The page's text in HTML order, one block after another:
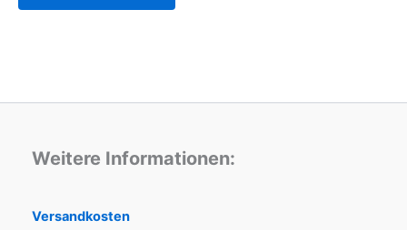
Weitere Informationen:
Versandkosten